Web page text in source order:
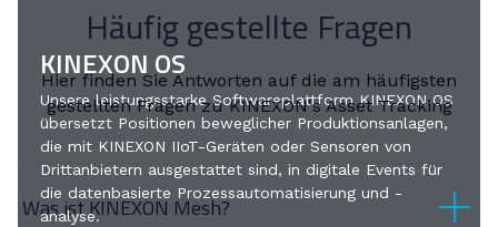
KINEXON OS
Unsere leistungsstarke Softwareplattform KINEXON OS
übersetzt Positionen beweglicher Produktionsanlagen,
die mit KINEXON IIoT-Geräten oder Sensoren von
Drittanbietern ausgestattet sind, in digitale Events für
die datenbasierte Prozessautomatisierung und -
analyse.
Häufig gestellte Fragen
Hier finden Sie Antworten auf die am häufigsten
gestellten Fragen zu KINEXON's Asset Tracking
Was ist KINEXON Mesh?